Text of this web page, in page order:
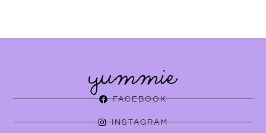
FACEBOOK
INSTAGRAM